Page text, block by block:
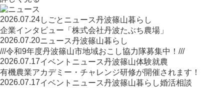
2026.07.24しごと ニュース丹波篠山暮らし
企業インタビュー「株式会社丹波たぶち農場」
2026.07.20ニュース丹波篠山暮らし
///令和9年度丹波篠山市地域おこし協力隊募集中！///
2026.07.17イベント ニュース丹波篠山体験就農
有機農業アカデミー・チャレンジ研修が開催されます！
2026.07.17イベント ニュース丹波篠山暮らし婚活相談